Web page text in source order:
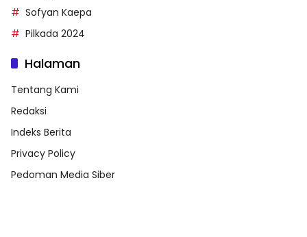
Sofyan Kaepa
Pilkada 2024
Halaman
Tentang Kami
Redaksi
Indeks Berita
Privacy Policy
Pedoman Media Siber